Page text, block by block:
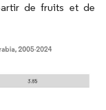
de fruits et de